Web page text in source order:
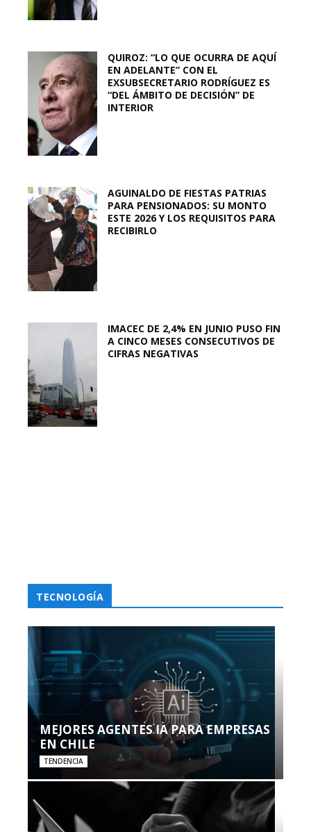
QUIROZ: “LO QUE OCURRA DE AQUÍ
EN ADELANTE” CON EL
EXSUBSECRETARIO RODRÍGUEZ ES
“DEL ÁMBITO DE DECISIÓN” DE
INTERIOR
AGUINALDO DE FIESTAS PATRIAS
PARA PENSIONADOS: SU MONTO
ESTE 2026 Y LOS REQUISITOS PARA
RECIBIRLO
IMACEC DE 2,4% EN JUNIO PUSO FIN
A CINCO MESES CONSECUTIVOS DE
CIFRAS NEGATIVAS
TECNOLOGÍA
MEJORES AGENTES IA PARA EMPRESAS
EN CHILE
TENDENCIA